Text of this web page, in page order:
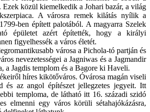
Ezek közül kiemelkedik a Johari bazár, a világ
A városra remek kilátás nyílik a
ben épített palotából. A magyarra Szelek
épületet azért építették, hogy a királyi
figyelhessék a város életét.
városa a Pichola-tó partján és
nevezetességei a Jagniwas és a Jagmandir
a Jagdis templom és a Bagore ki Haveli.
híres kikötőváros. Óvárosa magán viseli
és az angol építészet jellegzetes jegyeit. Itt
temploma, de látható itt 16. századi szidó
elmenni egy város körüli sétahajókázásra,